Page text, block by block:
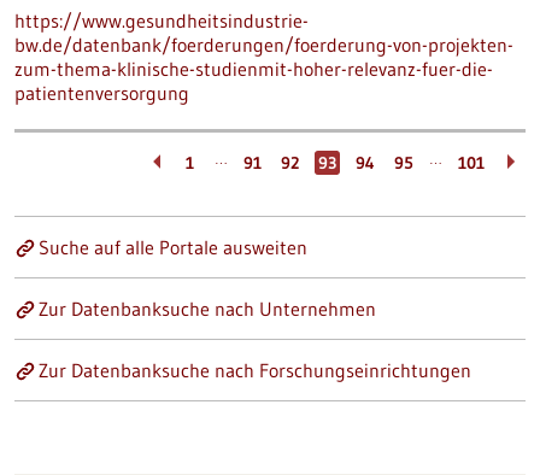
https://www.gesundheitsindustrie-
bw.de/datenbank/foerderungen/foerderung-von-projekten-
zum-thema-klinische-studienmit-hoher-relevanz-fuer-die-
patientenversorgung
1 … 91 92 93 94 95 … 101
Suche auf alle Portale ausweiten
Zur Datenbanksuche nach Unternehmen
Zur Datenbanksuche nach Forschungseinrichtungen